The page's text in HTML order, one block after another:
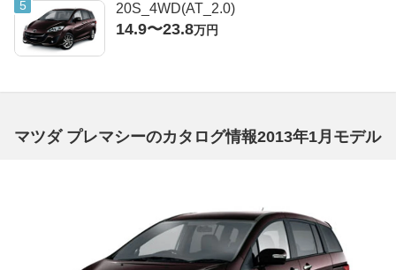
20S_4WD(AT_2.0)
14.9〜23.8万円
マツダ プレマシーのカタログ情報2013年1月モデル